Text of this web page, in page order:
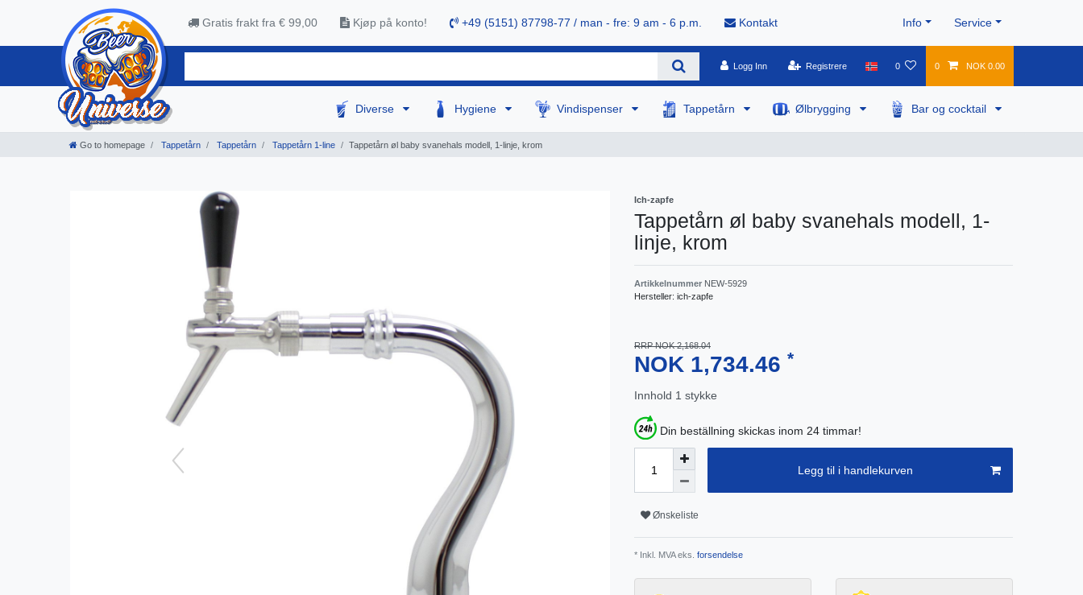
Gratis frakt fra € 99,00 Kjøp på konto! +49 (5151) 87798-77 / man - fre: 9 am - 6 p.m. Kontakt Info Service
Logg Inn Registrere 0 0 NOK 0.00
Diverse Hygiene Vindispenser Tappetårn Ølbrygging Bar og cocktail
Go to homepage Tappetårn Tappetårn Tappetårn 1-line Tappetårn øl baby svanehals modell, 1-linje, krom
Ich-zapfe
Tappetårn øl baby svanehals modell, 1-
linje, krom
Artikkelnummer NEW-5929
Hersteller: ich-zapfe
RRP NOK 2,168.04
NOK 1,734.46 *
Innhold 1 stykke
Din beställning skickas inom 24 timmar!
Legg til i handlekurven
Ønskeliste
* Inkl. MVA eks. forsendelse